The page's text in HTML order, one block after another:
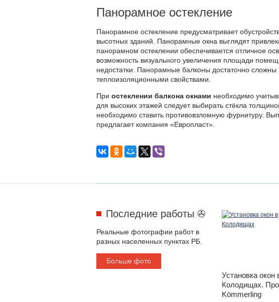
Панорамное остекление
Панорамное остекление предусматривает
высотных зданий. Панорамные окна выглядят
панорамном остеклении обеспечивается отличное
возможность визуального увеличения площади
недостатки. Панорамные балконы достаточно сложны
теплоизоляционными свойствами.
При остеклении балкона окнами необходимо
для высоких этажей следует выбирать стёкла
необходимо ставить противовзломную фурнитуру.
предлагает компания «Европласт».
Последние работы ✇
Реальные фотографии работ в
разных населенных пунктах РБ.
Больше фото
Установка окон
Колодищах.
Kömmerling